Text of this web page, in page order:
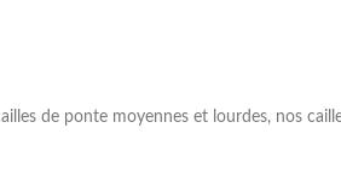
de ponte moyennes et lourdes, nos